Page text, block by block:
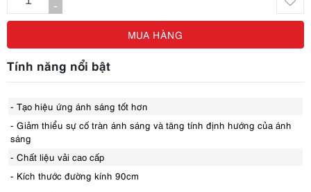
-
MUA HÀNG
Tính năng nổi bật
- Tạo hiệu ứng ánh sáng tốt hơn
- Giảm thiểu sự cố tràn ánh sáng và tăng tính định hướng của ánh
sáng
- Chất liệu vải cao cấp
- Kích thước đường kính 90cm